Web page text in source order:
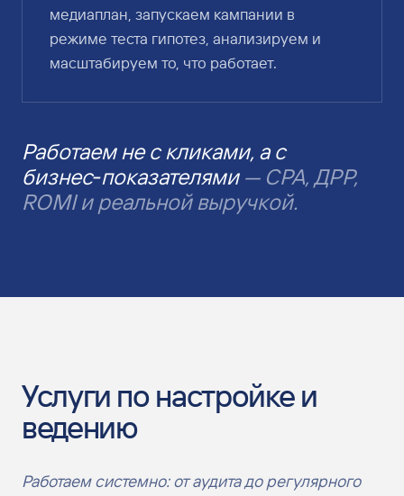
медиаплан, запускаем кампании в
режиме теста гипотез, анализируем и
масштабируем то, что работает.
Работаем не с кликами, а с
бизнес‑показателями — CPA, ДРР,
ROMI и реальной выручкой.
Услуги по настройке и
ведению
Работаем системно: от аудита до регулярного